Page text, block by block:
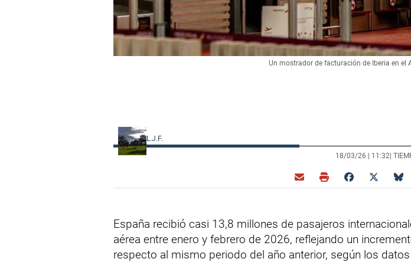
Un mostrador de facturación de Iberia en el
L.J.F.
18/03/26 | 11:32|
España recibió casi 13,8 millones de pasajeros
aérea entre enero y febrero de 2026, reflejando un
respecto al mismo periodo del año anterior, según los